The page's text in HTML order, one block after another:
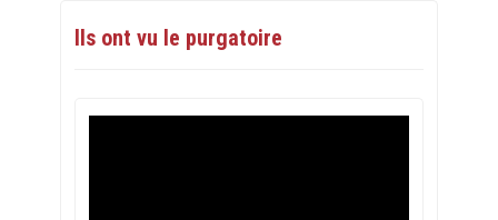
Ils ont vu le purgatoire